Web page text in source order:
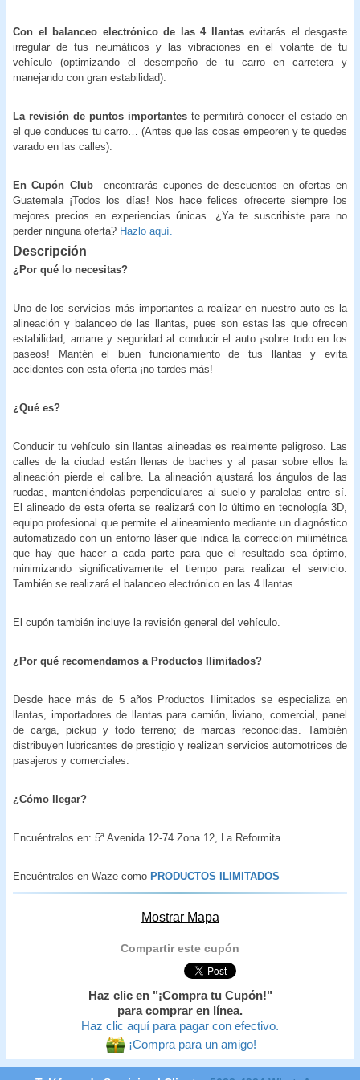
Con el balanceo electrónico de las 4 llantasevitarás el desgaste
irregular de tus neumáticos y las vibraciones en el volante de tu
vehículo
(optimizando el desempeño de tu carro en carretera y
manejando con gran estabilidad).
La revisión de puntos importantes te permitirá conocer el estado en
el que conduces tu carro… (Antes que las cosas empeoren y te quedes
varado en las calles).
En Cupón Club—encontrarás cupones de descuentos en ofertas en
Guatemala ¡Todos los días! Nos hace felices ofrecerte siempre los
mejores precios en experiencias únicas. ¿Ya te suscribiste para no
perder ninguna oferta? Hazlo aquí.
Descripción
¿Por qué lo necesitas?
Uno de los servicios más importantes a realizar en nuestro auto es la
alineación y balanceo de las llantas, pues son estas las que ofrecen
estabilidad, amarre y seguridad al conducir el auto ¡sobre todo en los
paseos! Mantén el buen funcionamiento de tus llantas y evita
accidentes con esta oferta ¡no tardes más!
¿Qué es?
Conducir tu vehículo sin llantas alineadas es realmente peligroso. Las
calles de la ciudad están llenas de baches y al pasar sobre ellos la
alineación pierde el calibre. La alineación ajustará los ángulos de las
ruedas, manteniéndolas perpendiculares al suelo y paralelas entre sí.
El alineado de esta oferta se realizará con lo último en tecnología 3D,
equipo profesional que permite el alineamiento mediante un diagnóstico
automatizado con un entorno láser que indica la corrección milimétrica
que hay que hacer a cada parte para que el resultado sea óptimo,
minimizando significativamente el tiempo para realizar el servicio.
También se realizará el balanceo electrónico en las 4 llantas.
El cupón también incluye la revisión general del vehículo.
¿Por qué recomendamos a Productos Ilimitados?
Desde hace más de 5 años Productos Ilimitados se especializa en
llantas, importadores de llantas para camión, liviano, comercial, panel
de carga, pickup y todo terreno; de marcas reconocidas. También
distribuyen lubricantes de prestigio y realizan servicios automotrices de
pasajeros y comerciales.
¿Cómo llegar?
Encuéntralos en: 5ª Avenida 12-74 Zona 12, La Reformita.
Encuéntralos en Waze como PRODUCTOS ILIMITADOS
Mostrar Mapa
Compartir este cupón
Haz clic en "¡Compra tu Cupón!"
para comprar en línea.
Haz clic aquí para pagar con efectivo.
¡Compra para un amigo!